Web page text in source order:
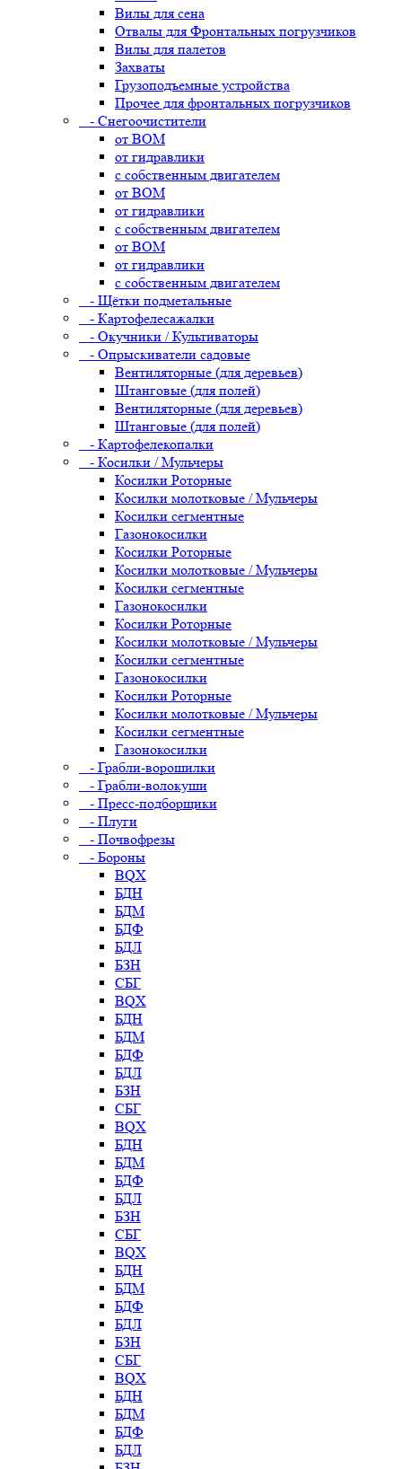
Вилы для сена
Отвалы для Фронтальных погрузчиков
Вилы для палетов
Захваты
Грузоподъемные устройства
Прочее для фронтальных погрузчиков
- Снегоочистители
от ВОМ
от гидравлики
с собственным двигателем
от ВОМ
от гидравлики
с собственным двигателем
от ВОМ
от гидравлики
с собственным двигателем
- Щётки подметальные
- Картофелесажалки
- Окучники / Культиваторы
- Опрыскиватели садовые
Вентиляторные (для деревьев)
Штанговые (для полей)
Вентиляторные (для деревьев)
Штанговые (для полей)
- Картофелекопалки
- Косилки / Мульчеры
Косилки Роторные
Косилки молотковые / Мульчеры
Косилки сегментные
Газонокосилки
Косилки Роторные
Косилки молотковые / Мульчеры
Косилки сегментные
Газонокосилки
Косилки Роторные
Косилки молотковые / Мульчеры
Косилки сегментные
Газонокосилки
Косилки Роторные
Косилки молотковые / Мульчеры
Косилки сегментные
Газонокосилки
- Грабли-ворошилки
- Грабли-волокуши
- Пресс-подборщики
- Плуги
- Почвофрезы
- Бороны
BQX
БДН
БДМ
БДФ
БДЛ
БЗН
СБГ
BQX
БДН
БДМ
БДФ
БДЛ
БЗН
СБГ
BQX
БДН
БДМ
БДФ
БДЛ
БЗН
СБГ
BQX
БДН
БДМ
БДФ
БДЛ
БЗН
СБГ
BQX
БДН
БДМ
БДФ
БДЛ